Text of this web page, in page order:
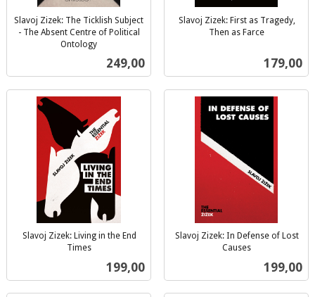
Slavoj Zizek: The Ticklish Subject
- The Absent Centre of Political
Ontology
Pris
249,00
Slavoj Zizek: First as Tragedy,
Then as Farce
Pris
179,00
Slavoj Zizek: Living in the End
Times
Pris
199,00
Slavoj Zizek: In Defense of Lost
Causes
Pris
199,00